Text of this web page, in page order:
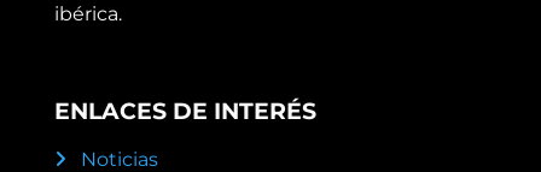
ibérica.
ENLACES DE INTERÉS
Noticias